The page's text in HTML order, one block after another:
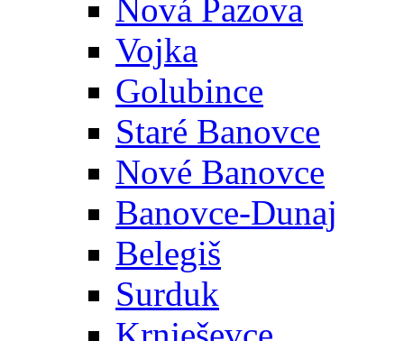
Nová Pazova
Vojka
Golubince
Staré Banovce
Nové Banovce
Banovce-Dunaj
Belegiš
Surduk